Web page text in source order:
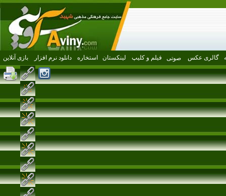
گالری عکس صوتی فیلم و کلیپ لینکستان استخاره دانلود نرم افزار بازی آنلاین